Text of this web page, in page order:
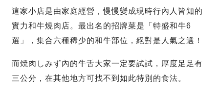
這家小店是由家庭經營，慢慢變成現時行內人皆知的
實力和牛燒肉店。最出名的招牌菜是「特盛和牛6
選」，集合六種稀少的和牛部位，絕對是人氣之選！
而焼肉しみず內的牛舌大家一定要試試，厚度足足有
三公分，在其他地方可找不到如此特別的食法。